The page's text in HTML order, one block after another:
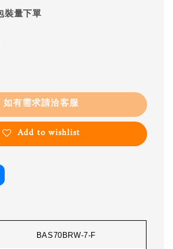
裝量下單
如有需求請洽客服
Add to wishlist
BAS70BRW-7-F